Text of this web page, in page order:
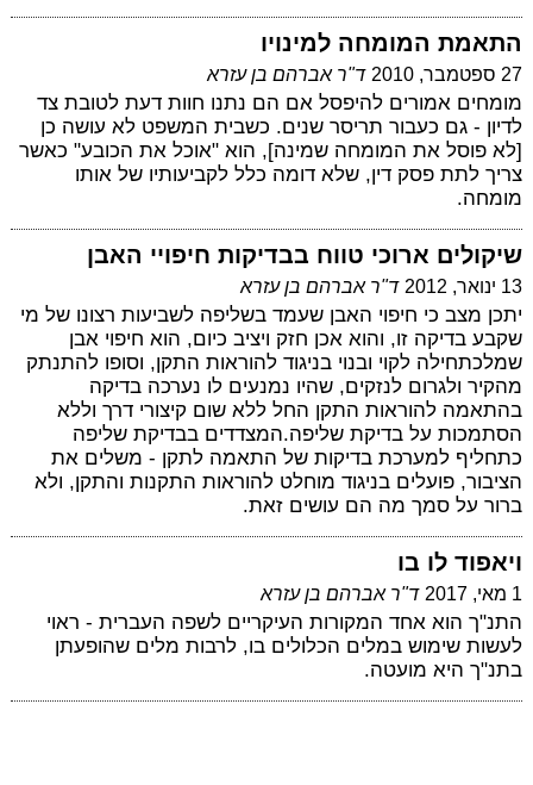
התאמת המומחה למינויו
27 ספטמבר, 2010 ד"ר אברהם בן עזרא
מומחים אמורים להיפסל אם הם נתנו חוות דעת לטובת צד
לדיון - גם כעבור תריסר שנים. כשבית המשפט לא עושה כן
[לא פוסל את המומחה שמינה], הוא "אוכל את הכובע" כאשר
צריך לתת פסק דין, שלא דומה כלל לקביעותיו של אותו
מומחה.
שיקולים ארוכי טווח בבדיקות חיפויי האבן
13 ינואר, 2012 ד"ר אברהם בן עזרא
יתכן מצב כי חיפוי האבן שעמד בשליפה לשביעות רצונו של מי
שקבע בדיקה זו, והוא אכן חזק ויציב כיום, הוא חיפוי אבן
שמלכתחילה לקוי ובנוי בניגוד להוראות התקן, וסופו להתנתק
מהקיר ולגרום לנזקים, שהיו נמנעים לו נערכה בדיקה
בהתאמה להוראות התקן החל ללא שום קיצורי דרך וללא
הסתמכות על בדיקת שליפה.המצדדים בבדיקת שליפה
כתחליף למערכת בדיקות של התאמה לתקן - משלים את
הציבור, פועלים בניגוד מוחלט להוראות התקנות והתקן, ולא
ברור על סמך מה הם עושים זאת.
ויאפוד לו בו
1 מאי, 2017 ד"ר אברהם בן עזרא
התנ"ך הוא אחד המקורות העיקריים לשפה העברית - ראוי
לעשות שימוש במלים הכלולים בו, לרבות מלים שהופעתן
בתנ"ך היא מועטה.